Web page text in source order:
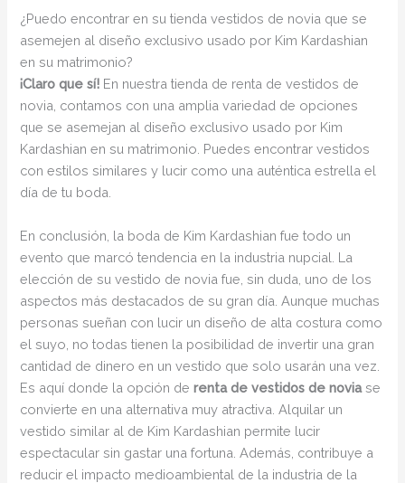
¿Puedo encontrar en su tienda vestidos de novia que se
asemejen al diseño exclusivo usado por Kim Kardashian
en su matrimonio?
¡Claro que sí! En nuestra tienda de renta de vestidos de
novia, contamos con una amplia variedad de opciones
que se asemejan al diseño exclusivo usado por Kim
Kardashian en su matrimonio. Puedes encontrar vestidos
con estilos similares y lucir como una auténtica estrella el
día de tu boda.
En conclusión, la boda de Kim Kardashian fue todo un
evento que marcó tendencia en la industria nupcial. La
elección de su vestido de novia fue, sin duda, uno de los
aspectos más destacados de su gran día. Aunque muchas
personas sueñan con lucir un diseño de alta costura como
el suyo, no todas tienen la posibilidad de invertir una gran
cantidad de dinero en un vestido que solo usarán una vez.
Es aquí donde la opción derenta de vestidos de noviase
convierte en una alternativa muy atractiva. Alquilar un
vestido similar al de Kim Kardashian permite lucir
espectacular sin gastar una fortuna. Además, contribuye a
reducir el impacto medioambiental de la industria de la